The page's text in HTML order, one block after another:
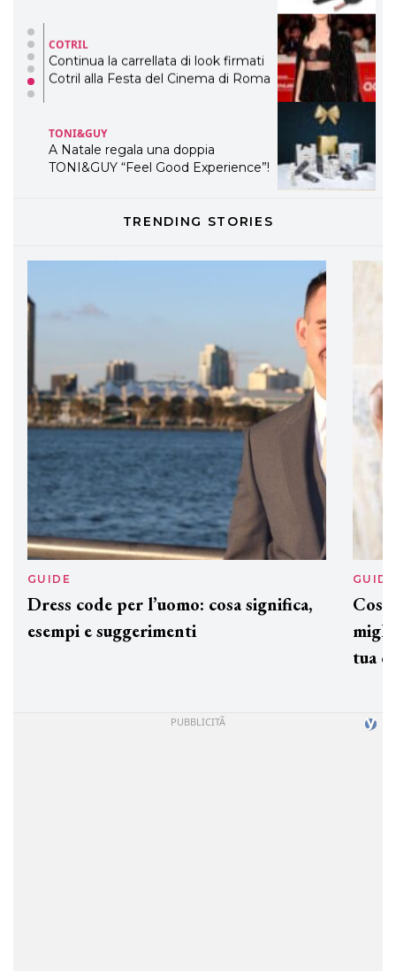
COTRIL
Continua la carrellata di look firmati
Cotril alla Festa del Cinema di Roma
TONI&GUY
A Natale regala una doppia
TONI&GUY “Feel Good Experience”!
LABEL.M lancia la sua innovativa ed
professionali
TRENDING STORIES
GUIDE
Dress code per l’uomo: cosa significa,
esempi e suggerimenti
GUIDE
tua